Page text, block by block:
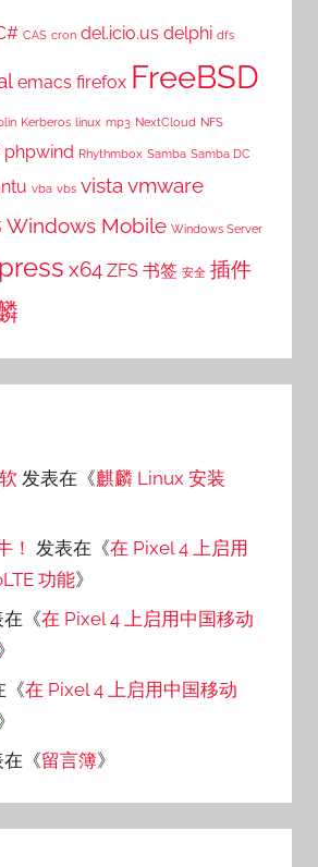
CAS cron del.icio.us delphi dfs
emacs firefox FreeBSD
Kerberos linux mp3 NextCloud NFS
phpwind Rhythmbox Samba Samba DC
vba vbs vistavmware
Windows Mobile Windows Server
x64 ZFS 书签 安全 插件
发表在《麒麟 Linux 安装
！ 发表在《在 Pixel 4 上启用
功能》
在《在 Pixel 4 上启用中国移动
《在 Pixel 4 上启用中国移动
在《留言簿》